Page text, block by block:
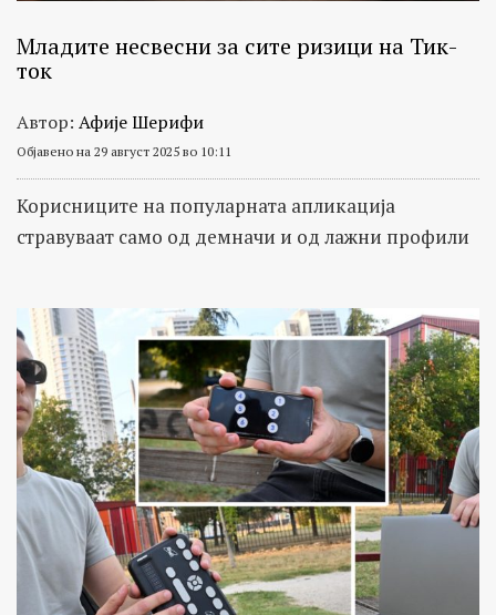
Младите несвесни за сите ризици на Тик-
ток
Автор: Афије Шерифи
Објавено на 29 август 2025 во 10:11
Корисниците на популарната апликација
стравуваат само од демначи и од лажни профили